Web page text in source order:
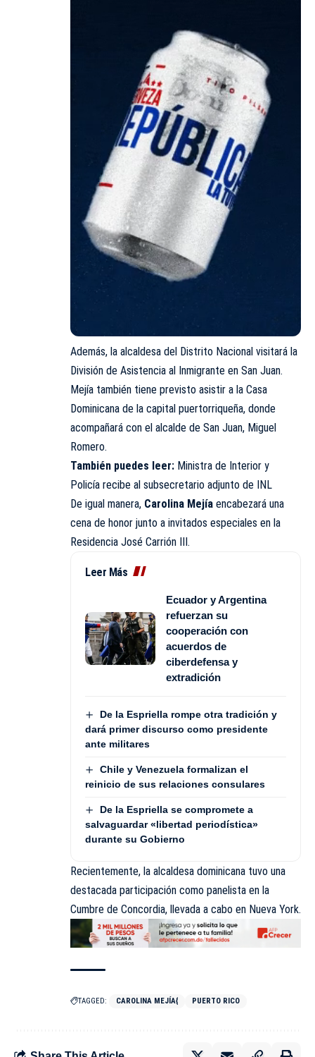
Además, la alcaldesa del Distrito Nacional visitará la
División de Asistencia al Inmigrante en San Juan.
Mejía también tiene previsto asistir a la Casa
Dominicana de la capital puertorriqueña, donde
acompañará con el alcalde de San Juan, Miguel
Romero.
También puedes leer: Ministra de Interior y
Policía recibe al subsecretario adjunto de INL
De igual manera, Carolina Mejía encabezará una
cena de honor junto a invitados especiales en la
Residencia José Carrión III.
Leer Más
Ecuador y Argentina
refuerzan su
cooperación con
acuerdos de
ciberdefensa y
extradición
De la Espriella rompe otra tradición y
dará primer discurso como presidente
ante militares
Chile y Venezuela formalizan el
reinicio de sus relaciones consulares
De la Espriella se compromete a
salvaguardar «libertad periodística»
durante su Gobierno
Recientemente, la alcaldesa dominicana tuvo una
destacada participación como panelista en la
Cumbre de Concordia, llevada a cabo en Nueva York.
TAGGED: CAROLINA MEJÍA{ PUERTO RICO